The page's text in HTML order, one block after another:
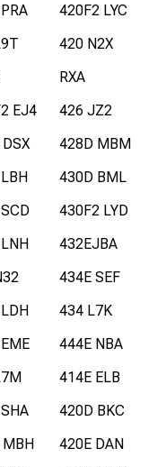
420F2 LYC
420 N2X
RXA
EJ4
426 JZ2
428D MBM
430D BML
430F2 LYD
432EJBA
434E SEF
434 L7K
444E NBA
414E ELB
420D BKC
420E DAN